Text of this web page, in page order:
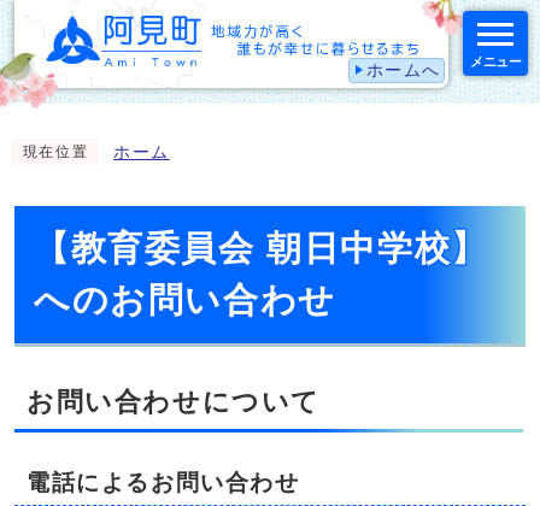
ホームへ メニュー
現在位置 ホーム
【教育委員会 朝日中学校】
へのお問い合わせ
お問い合わせについて
電話によるお問い合わせ